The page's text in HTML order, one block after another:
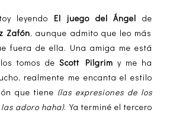
leyendo El juego del Ángelde
Zafón, aunque admito que leo más
fuera de ella. Una amiga me está
tomos de Scott Pilgrim y me ha
realmente me encanta el estilo
que tiene (las expresiones de los
adoro haha). Ya terminé el tercero